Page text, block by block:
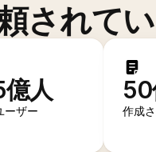
されて
人
ーザー 作成